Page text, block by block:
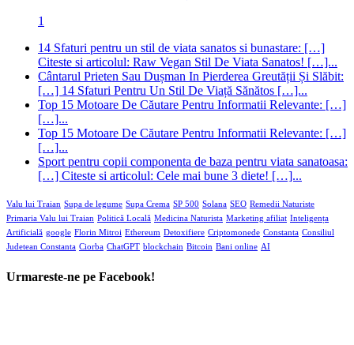
1
14 Sfaturi pentru un stil de viata sanatos si bunastare: […]
Citeste si articolul: Raw Vegan Stil De Viata Sanatos! […]...
Cântarul Prieten Sau Dușman In Pierderea Greutății Și Slăbit:
[…] 14 Sfaturi Pentru Un Stil De Viață Sănătos […]...
Top 15 Motoare De Căutare Pentru Informatii Relevante: […]
[…]...
Top 15 Motoare De Căutare Pentru Informatii Relevante: […]
[…]...
Sport pentru copii componenta de baza pentru viata sanatoasa:
[…] Citeste si articolul: Cele mai bune 3 diete! […]...
Valu lui Traian Supa de legume Supa Crema SP 500 Solana SEO Remedii Naturiste
Primaria Valu lui Traian Politică Locală Medicina Naturista Marketing afiliat Inteligența
Artificială google Florin Mitroi Ethereum Detoxifiere Criptomonede Constanta Consiliul
Judetean Constanta Ciorba ChatGPT blockchain Bitcoin Bani online AI
Urmareste-ne pe Facebook!